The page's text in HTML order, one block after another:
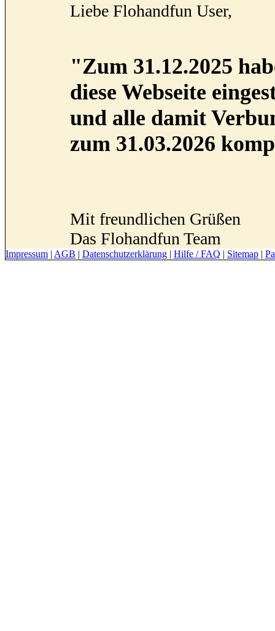
Liebe Flohandfun User,
"Zum 31.12.2025
diese Webseite
und alle damit
zum 31.03.2026
Mit freundlichen Grüßen
Das Flohandfun Team
Impressum | AGB | Datenschutzerklärung | Hilfe / FAQ | Sitemap |